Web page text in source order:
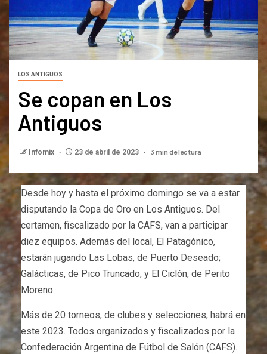
LOS ANTIGUOS
Se copan en Los
Antiguos
Infomix 23 de abril de 2023 3 min de lectura
Desde hoy y hasta el próximo domingo se va a estar
disputando la Copa de Oro en Los Antiguos. Del
certamen, fiscalizado por la CAFS, van a participar
diez equipos. Además del local, El Patagónico,
estarán jugando Las Lobas, de Puerto Deseado;
Galácticas, de Pico Truncado, y El Ciclón, de Perito
Moreno.
Más de 20 torneos, de clubes y selecciones, habrá en
este 2023. Todos organizados y fiscalizados por la
Confederación Argentina de Fútbol de Salón (CAFS).